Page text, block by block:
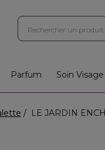
Parfum Soin Visage
LE JARDIN